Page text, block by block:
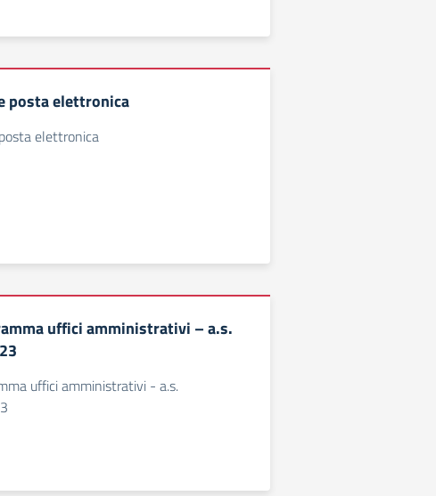
posta elettronica
elettronica
uffici amministrativi – a.s.
uffici amministrativi - a.s.